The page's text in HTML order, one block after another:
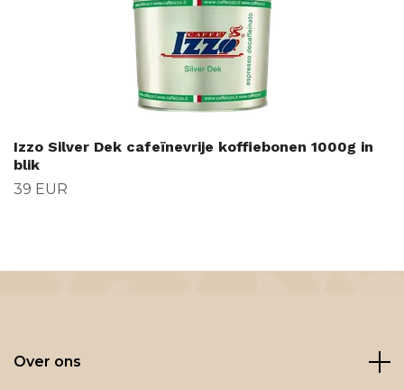
Izzo Silver Dek cafeïnevrije koffiebonen 1000g in
blik
39 EUR
Over ons